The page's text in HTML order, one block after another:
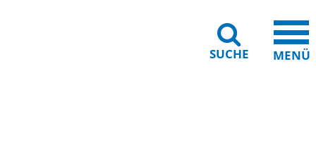
SUCHE MENÜ